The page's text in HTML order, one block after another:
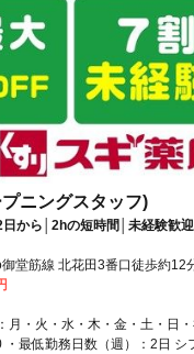
ニングスタッフ)
から│2hの短時間│未経験歓
堂筋線 北花田3番口徒歩約12
金岡1番口徒歩約13分、近鉄南
月・火・水・木・金・土・日
最低勤務日数（週）：2日 シ